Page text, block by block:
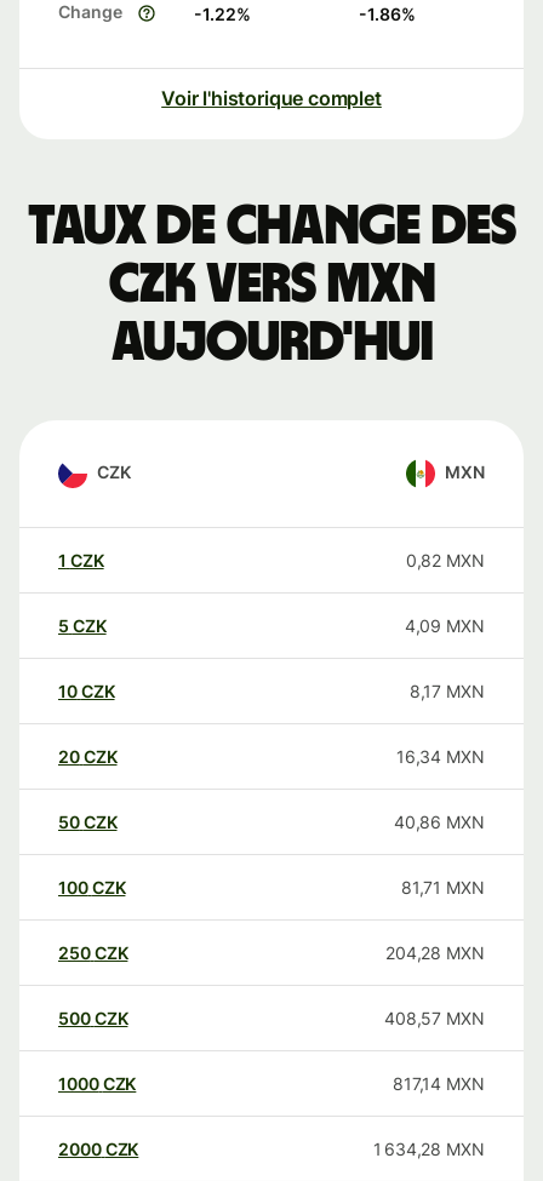
Change -1.22% -1.86%
Voir l'historique complet
Taux de change des
CZK vers MXN
aujourd'hui
CZK MXN
1 CZK 0,82 MXN
5 CZK 4,09 MXN
10CZK 8,17 MXN
20CZK 16,34 MXN
50CZK 40,86 MXN
100CZK 81,71 MXN
250CZK 204,28 MXN
500CZK 408,57 MXN
1000CZK 817,14 MXN
2000CZK 1 634,28 MXN